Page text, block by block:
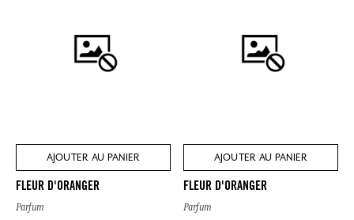
AJOUTER AU PANIER
FLEUR D'ORANGER
Parfum
AJOUTER AU PANIER
FLEUR D'ORANGER
Parfum